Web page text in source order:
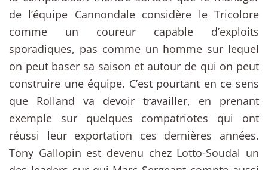
de l’équipe Cannondale considère le Tricolore
comme un coureur capable d’exploits
sporadiques, pas comme un homme sur lequel
on peut baser sa saison et autour de qui on peut
construire une équipe. C’est pourtant en ce sens
que Rolland va devoir travailler, en prenant
exemple sur quelques compatriotes qui ont
réussi leur exportation ces dernières années.
Tony Gallopin est devenu chez Lotto-Soudal un